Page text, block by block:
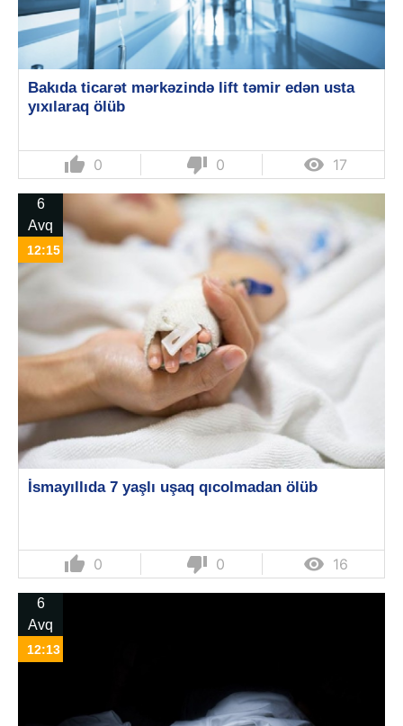
Bakıda ticarət mərkəzində lift təmir edən usta
yıxılaraq ölüb
thumb_up 0 thumb_down 0  17
6
Avq
12:15
İsmayıllıda 7 yaşlı uşaq qıcolmadan ölüb
thumb_up 0 thumb_down 0  16
6
Avq
12:13